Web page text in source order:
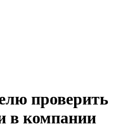
проверить
в компании